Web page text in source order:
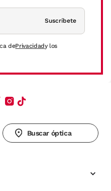
Suscríbete
dePrivacidady los
Buscar óptica